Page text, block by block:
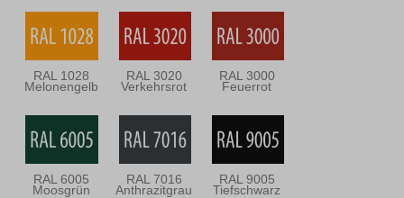
RAL 1028
Melonengelb
RAL 3020
Verkehrsrot
RAL 3000
Feuerrot
RAL 6005
Moosgrün
RAL 7016
Anthrazitgrau
RAL 9005
Tiefschwarz